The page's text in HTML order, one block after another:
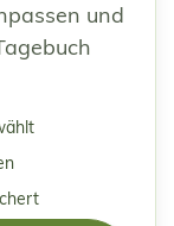
und